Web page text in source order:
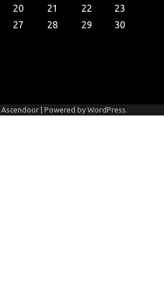
20 21 22
23
27 28 29
30
Ascendoor | Powered by WordPress